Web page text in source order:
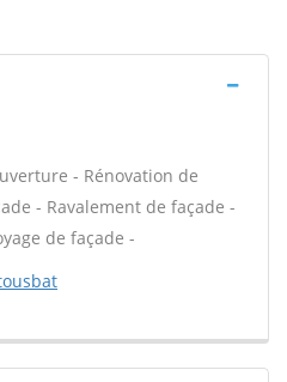
- Rénovation de
- Ravalement de façade -
de façade -